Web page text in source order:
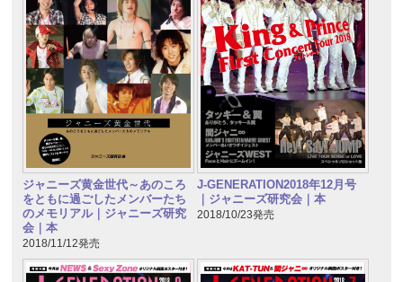
ジャニーズ黄金世代～あのころ
をともに過ごしたメンバーたち
のメモリアル｜ジャニーズ研究
会｜本
2018/11/12発売
J-GENERATION2018年12月号
｜ジャニーズ研究会｜本
2018/10/23発売